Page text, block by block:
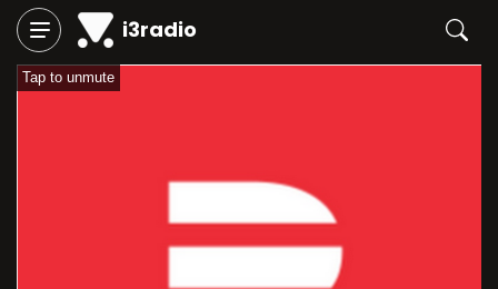
i3radio
Tap to unmute